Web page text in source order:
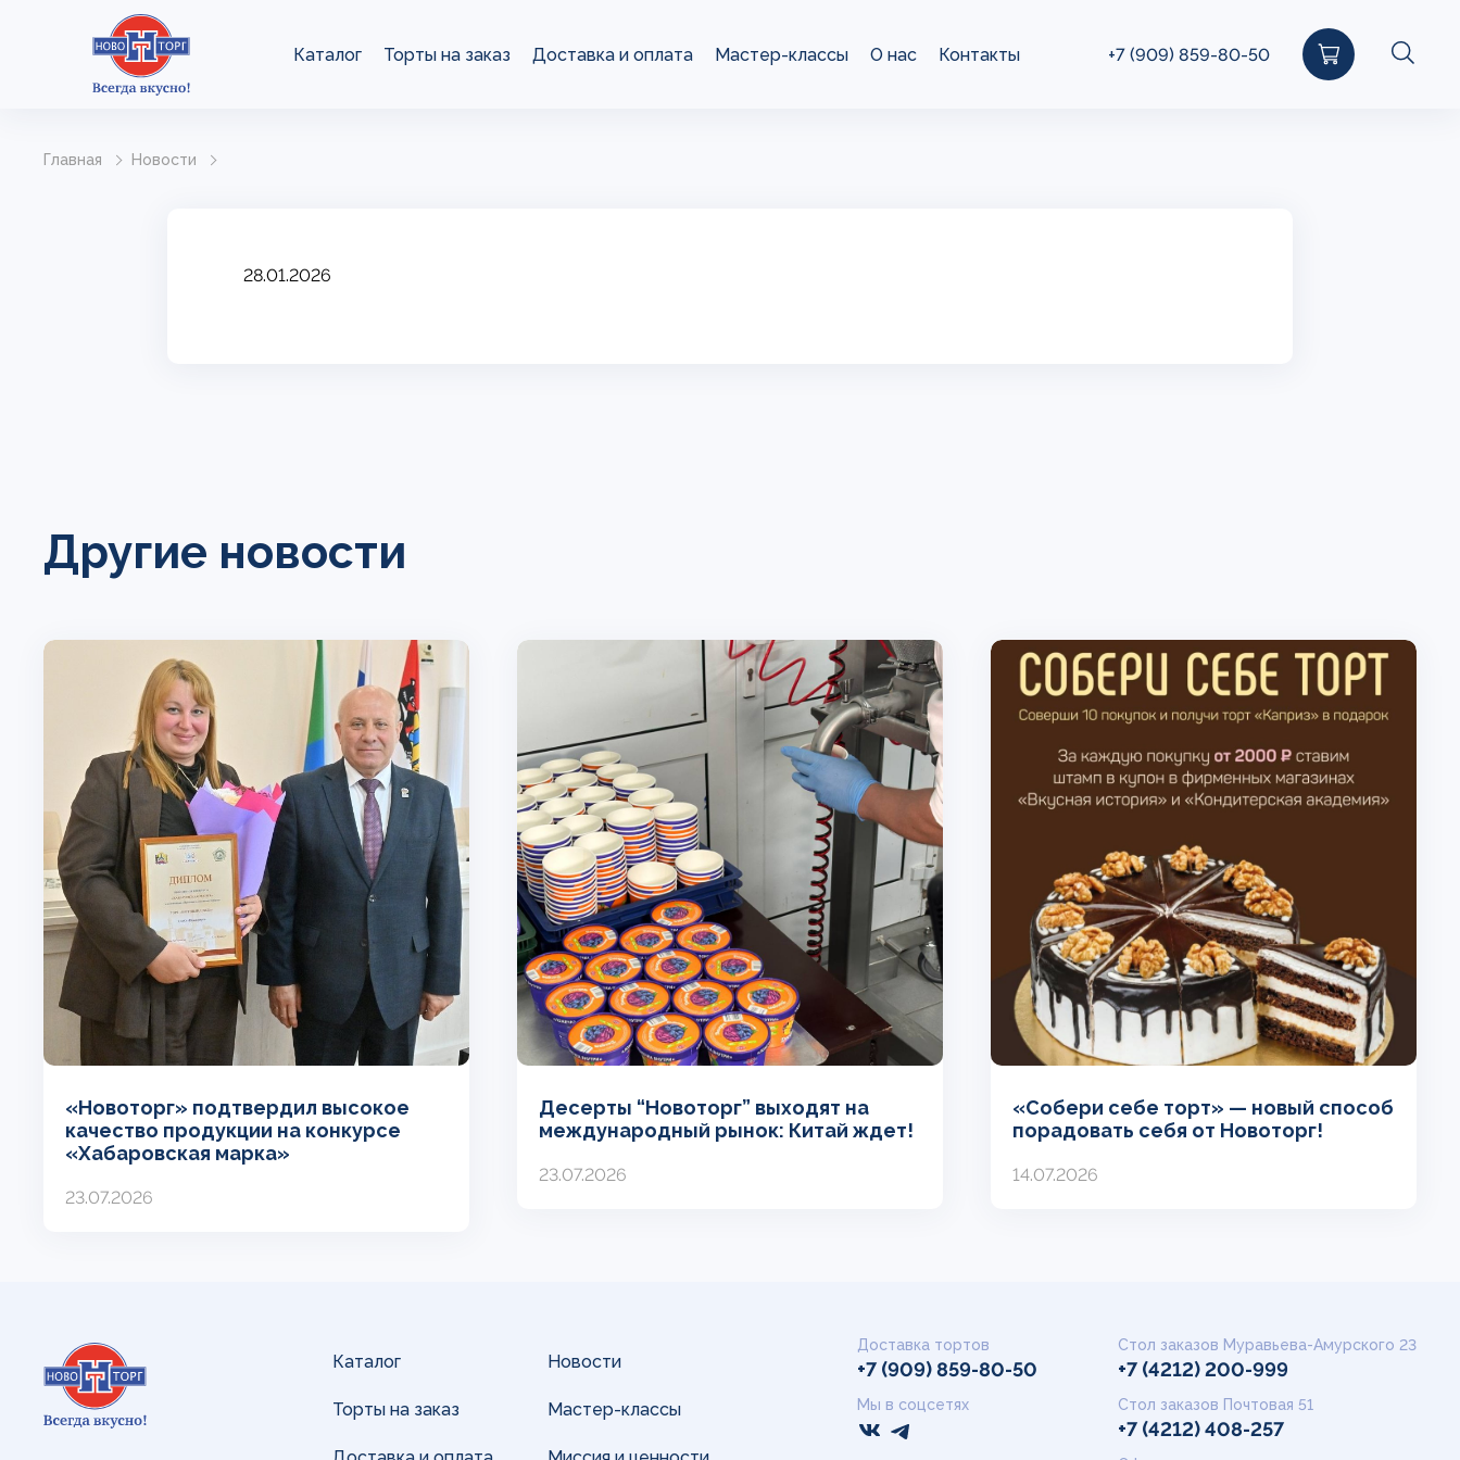
Каталог Торты на заказ Доставка и оплата Мастер-классы О нас Контакты +7 (909) 859-80-50
Главная Новости
28.01.2026
Другие новости
«Новоторг» подтвердил высокое
качество продукции на конкурсе
«Хабаровская марка»
23.07.2026
Десерты “Новоторг” выходят на
международный рынок: Китай ждет!
23.07.2026
«Собери себе торт» — новый способ
порадовать себя от Новоторг!
14.07.2026
Каталог
Торты на заказ
Новости
Мастер-классы
Доставка тортов
+7 (909) 859-80-50
Мы в соцсетях
Стол заказов Муравьева-Амурского 23
+7 (4212) 200-999
Стол заказов Почтовая 51
+7 (4212) 408-257